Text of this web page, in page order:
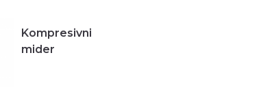
Kompresivni
mider